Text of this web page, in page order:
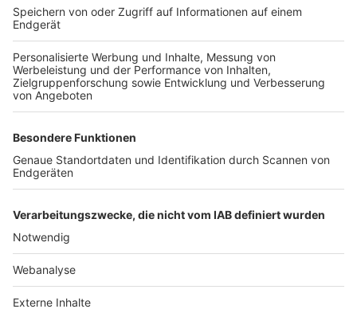
TOP-VEREINE
TOP-PARTNER
Nutzungsbedingungen Datenschutz Impressum